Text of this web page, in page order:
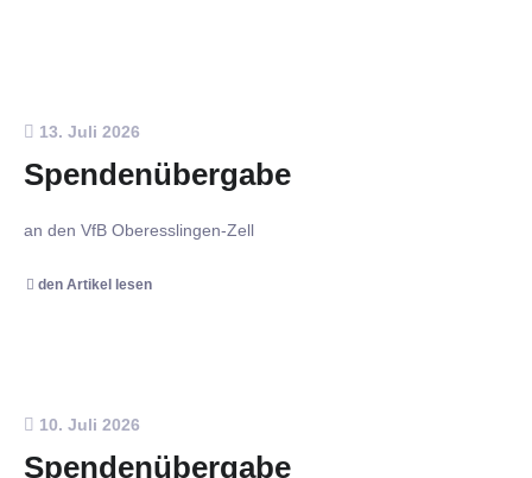
13. Juli 2026
Spendenübergabe
an den VfB Oberesslingen-Zell
den Artikel lesen
10. Juli 2026
Spendenübergabe